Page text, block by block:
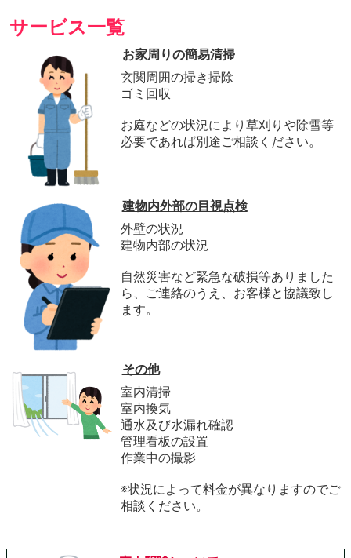
サービス一覧
お家周りの簡易清掃
玄関周囲の掃き掃除
ゴミ回収
お庭などの状況により草刈りや除雪等
必要であれば別途ご相談ください。
建物内外部の目視点検
外壁の状況
建物内部の状況
自然災害など緊急な破損等ありました
ら、ご連絡のうえ、お客様と協議致し
ます。
その他
室内清掃
室内換気
通水及び水漏れ確認
管理看板の設置
作業中の撮影
※状況によって料金が異なりますのでご
相談ください。